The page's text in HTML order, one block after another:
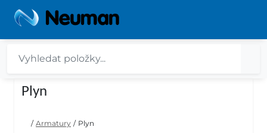
Plyn
/ Armatury / Plyn